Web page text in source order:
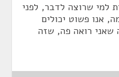
למי שרוצה לדבר, לפני
אנו פשוט יכולים
שאני רואה פה, שזה